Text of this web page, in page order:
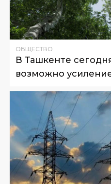
ОБЩЕСТВО
В Ташкенте
возможно